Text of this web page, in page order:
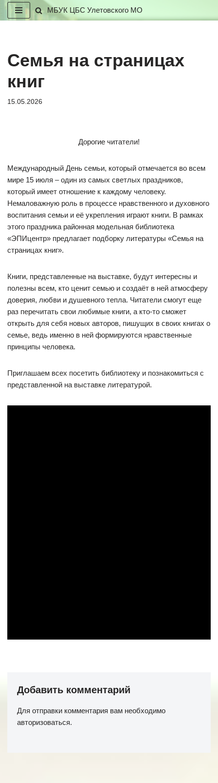
МБУК ЦБС Улетовского МО
Семья на страницах
книг
15.05.2026
Дорогие читатели!
Международный День семьи, который отмечается во всем
мире 15 июля – один из самых светлых праздников,
который имеет отношение к каждому человеку.
Немаловажную роль в процессе нравственного и духовного
воспитания семьи и её укрепления играют книги. В рамках
этого праздника районная модельная библиотека
«ЭПИцентр» предлагает подборку литературы «Семья на
страницах книг».
Книги, представленные на выставке, будут интересны и
полезны всем, кто ценит семью и создаёт в ней атмосферу
доверия, любви и душевного тепла. Читатели смогут еще
раз перечитать свои любимые книги, а кто-то сможет
открыть для себя новых авторов, пишущих в своих книгах о
семье, ведь именно в ней формируются нравственные
принципы человека.
Приглашаем всех посетить библиотеку и познакомиться с
представленной на выставке литературой.
Добавить комментарий
Для отправки комментария вам необходимо
авторизоваться.